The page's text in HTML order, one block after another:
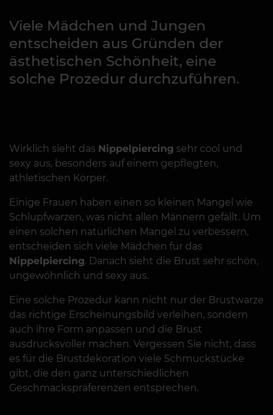
Viele Mädchen und Jungen
entscheiden aus Gründen der
ästhetischen Schönheit, eine
solche Prozedur durchzuführen.
Wirklich sieht das Nippelpiercing sehr cool und
sexy aus, besonders auf einem gepflegten,
athletischen Körper.
Einige Frauen haben einen so kleinen Mangel wie
Schlupfwarzen, was nicht allen Männern gefällt. Um
einen solchen natürlichen Mangel zu verbessern,
entscheiden sich viele Mädchen für das
Nippelpiercing. Danach sieht die Brust sehr schön,
ungewöhnlich und sexy aus.
Eine solche Prozedur kann nicht nur der Brustwarze
das richtige Erscheinungsbild verleihen, sondern
auch ihre Form anpassen und die Brust
ausdrucksvoller machen. Vergessen Sie nicht, dass
es für die Brustdekoration viele Schmuckstücke
gibt, die den ganz unterschiedlichen
Geschmackspräferenzen entsprechen.